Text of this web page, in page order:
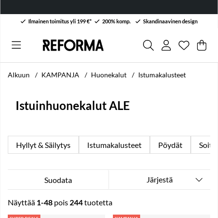
Ilmainen toimitus yli 199 €* 200% komp. Skandinaavinen design
Toivelista
. .
Alkuun KAMPANJA Huonekalut Istumakalusteet
Istuinhuonekalut ALE
Hyllyt & Säilytys Istumakalusteet Pöydät
Suodata Järjestä
Näyttää 1-48 pois 244tuotetta